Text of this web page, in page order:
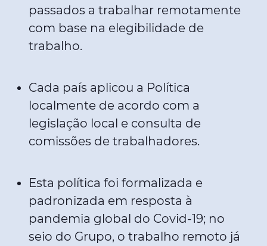
passados a trabalhar remotamente
com base na elegibilidade de
trabalho.
Cada país aplicou a Política
localmente de acordo com a
legislação local e consulta de
comissões de trabalhadores.
Esta política foi formalizada e
padronizada em resposta à
pandemia global do Covid-19; no
seio do Grupo, o trabalho remoto já